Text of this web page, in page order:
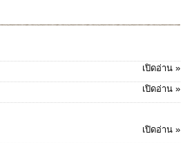
เปิดอ่าน »
เปิดอ่าน »
เปิดอ่าน »